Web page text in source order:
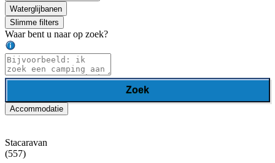
Waterglijbanen
Slimme filters
Waar bent u naar op zoek?
Zoek
Accommodatie
Stacaravan
(557)